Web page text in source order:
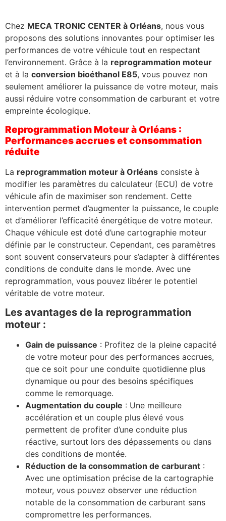
Chez MECA TRONIC CENTER à Orléans, nous vous
proposons des solutions innovantes pour optimiser les
performances de votre véhicule tout en respectant
l’environnement. Grâce à la reprogrammation moteur
et à la conversion bioéthanol E85, vous pouvez non
seulement améliorer la puissance de votre moteur, mais
aussi réduire votre consommation de carburant et votre
empreinte écologique.
Reprogrammation Moteur à Orléans :
Performances accrues et consommation
réduite
La reprogrammation moteur à Orléans consiste à
modifier les paramètres du calculateur (ECU) de votre
véhicule afin de maximiser son rendement. Cette
intervention permet d’augmenter la puissance, le couple
et d’améliorer l’efficacité énergétique de votre moteur.
Chaque véhicule est doté d’une cartographie moteur
définie par le constructeur. Cependant, ces paramètres
sont souvent conservateurs pour s’adapter à différentes
conditions de conduite dans le monde. Avec une
reprogrammation, vous pouvez libérer le potentiel
véritable de votre moteur.
Les avantages de la reprogrammation
moteur :
Gain de puissance : Profitez de la pleine capacité
de votre moteur pour des performances accrues,
que ce soit pour une conduite quotidienne plus
dynamique ou pour des besoins spécifiques
comme le remorquage.
Augmentation du couple : Une meilleure
accélération et un couple plus élevé vous
permettent de profiter d’une conduite plus
réactive, surtout lors des dépassements ou dans
des conditions de montée.
Réduction de la consommation de carburant :
Avec une optimisation précise de la cartographie
moteur, vous pouvez observer une réduction
notable de la consommation de carburant sans
compromettre les performances.